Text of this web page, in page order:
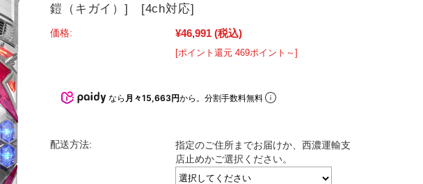
鎧（キガイ）] [4ch対応]
価格: ¥46,991 (税込)
[ポイント還元 469ポイント～]
なら 月々15,663円から。分割手数料無料
配送方法:
指定のご住所までお届けか、西濃運輸支
店止めかご選択ください。